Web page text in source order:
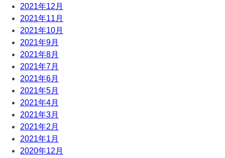
2021年12月
2021年11月
2021年10月
2021年9月
2021年8月
2021年7月
2021年6月
2021年5月
2021年4月
2021年3月
2021年2月
2021年1月
2020年12月